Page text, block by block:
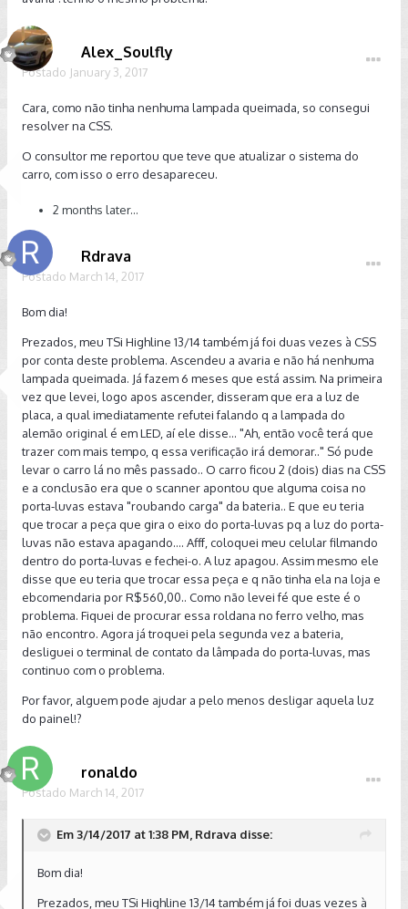
Alex_Soulfly
Postado January 3, 2017
Cara, como não tinha nenhuma lampada queimada, so consegui
resolver na CSS.
O consultor me reportou que teve que atualizar o sistema do
carro, com isso o erro desapareceu.
2 months later...
Rdrava
Postado March 14, 2017
Bom dia!
Prezados, meu TSi Highline 13/14 também já foi duas vezes à CSS
por conta deste problema. Ascendeu a avaria e não há nenhuma
lampada queimada. Já fazem 6 meses que está assim. Na primeira
vez que levei, logo apos ascender, disseram que era a luz de
placa, a qual imediatamente refutei falando q a lampada do
alemão original é em LED, aí ele disse... "Ah, então você terá que
trazer com mais tempo, q essa verificação irá demorar.." Só pude
levar o carro lá no mês passado.. O carro ficou 2 (dois) dias na CSS
e a conclusão era que o scanner apontou que alguma coisa no
porta-luvas estava "roubando carga" da bateria.. E que eu teria
que trocar a peça que gira o eixo do porta-luvas pq a luz do porta-
luvas não estava apagando.... Afff, coloquei meu celular filmando
dentro do porta-luvas e fechei-o. A luz apagou. Assim mesmo ele
disse que eu teria que trocar essa peça e q não tinha ela na loja e
ebcomendaria por R$560,00.. Como não levei fé que este é o
problema. Fiquei de procurar essa roldana no ferro velho, mas
não encontro. Agora já troquei pela segunda vez a bateria,
desliguei o terminal de contato da lâmpada do porta-luvas, mas
continuo com o problema.
Por favor, alguem pode ajudar a pelo menos desligar aquela luz
do painel!?
ronaldo
Postado March 14, 2017
Em 3/14/2017 at 1:38 PM, Rdrava disse:
Bom dia!
Prezados, meu TSi Highline 13/14 também já foi duas vezes à